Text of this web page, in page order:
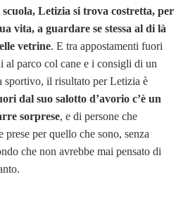
Letizia si trova costretta, per
vita, a guardare se stessa al di là
vetrine. E tra appostamenti fuori
al parco col cane e i consigli di un
sportivo, il risultato per Letizia è
dal suo salotto d’avorio c’è un
sorprese, e di persone che
prese per quello che sono, senza
che non avrebbe mai pensato di